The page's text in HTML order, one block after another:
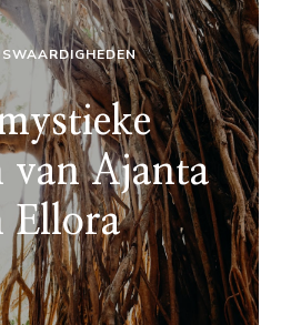
van Ajanta
Ellora